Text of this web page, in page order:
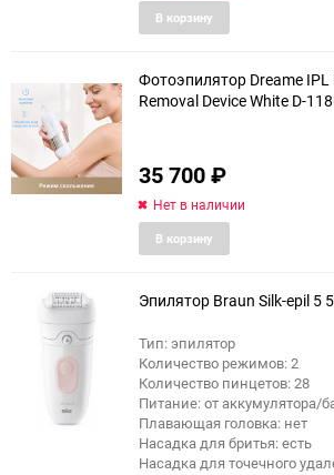
В корзину
Фотоэпилятор Dreame IPL
Removal Device White D-
35 700₽
Нет в наличии
В корзину
еще 3 фото
Эпилятор Braun Silk-epil 5
Тип: эпилятор
Количество режимов: 2
Количество пинцетов: 28
Питание: от аккумулятора/
Плавающая головка: нет
Насадка для бритья: есть
Насадка для точечного